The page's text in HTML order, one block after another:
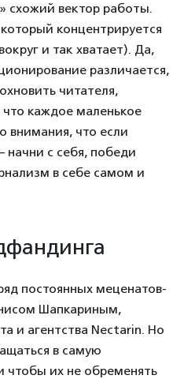
схожий вектор работы.
концентрируется
и так хватает). Да,
различается,
читателя,
каждое маленькое
внимания, что если
с себя, победи
в себе самом и
постоянных меценатов-
Шапкариным,
и агентства Nectarin. Но
в самую
чтобы их не обременять